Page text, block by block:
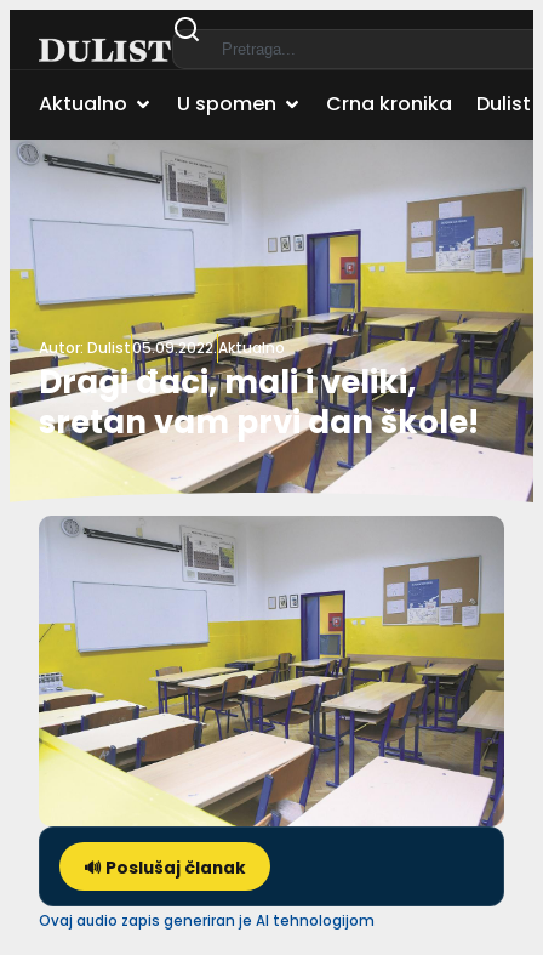
Aktualno U spomen Crna kronika Dulist
Autor: Dulist05.09.2022.Aktualno
Dragi đaci, mali i veliki,
sretan vam prvi dan škole!
🔊 Poslušaj članak
Ovaj audio zapis generiran je AI tehnologijom